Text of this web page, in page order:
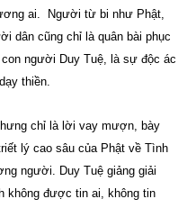
ai. Người từ bi như Phật,
dân cũng chỉ là quân bài phục
người Duy Tuệ, là sự độc ác
thiền.
chỉ là lời vay mượn, bày
lý cao sâu của Phật về Tình
người. Duy Tuệ giảng giải
không được tin ai, không tin